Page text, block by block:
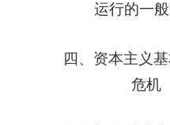
运行的一
四、资本主义
危机